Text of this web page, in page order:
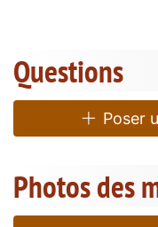
Questions
Poser
Photos des